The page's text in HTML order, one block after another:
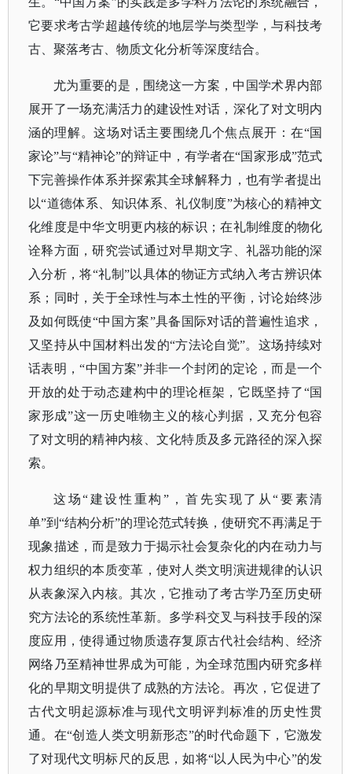
它要求考古学超越传统的地层学与类型学，与科技考
古、聚落考古、物质文化分析等深度结合。
尤为重要的是，围绕这一方案，中国学术界内部
展开了一场充满活力的建设性对话，深化了对文明内
涵的理解。这场对话主要围绕几个焦点展开：在“国
家论”与“精神论”的辩证中，有学者在“国家形成”范式
下完善操作体系并探索其全球解释力，也有学者提出
以“道德体系、知识体系、礼仪制度”为核心的精神文
化维度是中华文明更内核的标识；在礼制维度的物化
诠释方面，研究尝试通过对早期文字、礼器功能的深
入分析，将“礼制”以具体的物证方式纳入考古辨识体
系；同时，关于全球性与本土性的平衡，讨论始终涉
及如何既使“中国方案”具备国际对话的普遍性追求，
又坚持从中国材料出发的“方法论自觉”。这场持续对
话表明，“中国方案”并非一个封闭的定论，而是一个
开放的处于动态建构中的理论框架，它既坚持了“国
家形成”这一历史唯物主义的核心判据，又充分包容
了对文明的精神内核、文化特质及多元路径的深入探
索。
这场“建设性重构”，首先实现了从“要素清
单”到“结构分析”的理论范式转换，使研究不再满足于
现象描述，而是致力于揭示社会复杂化的内在动力与
权力组织的本质变革，使对人类文明演进规律的认识
从表象深入内核。其次，它推动了考古学乃至历史研
究方法论的系统性革新。多学科交叉与科技手段的深
度应用，使得通过物质遗存复原古代社会结构、经济
网络乃至精神世界成为可能，为全球范围内研究多样
化的早期文明提供了成熟的方法论。再次，它促进了
古代文明起源标准与现代文明评判标准的历史性贯
通。在“创造人类文明新形态”的时代命题下，它激发
了对现代文明标尺的反思，如将“以人民为中心”的发